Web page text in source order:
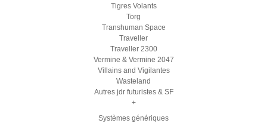
Tigres Volants
Torg
Transhuman Space
Traveller
Traveller 2300
Vermine & Vermine 2047
Villains and Vigilantes
Wasteland
Autres jdr futuristes & SF
+
Systèmes génériques